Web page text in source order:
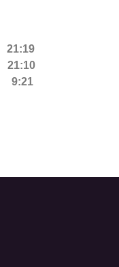
21:19
21:10
9:21